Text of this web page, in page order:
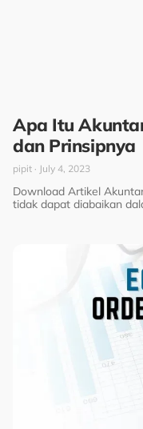
Apa Itu
dan Prinsipnya
pipit July 4, 2023
Download Artikel
tidak dapat diabaikan